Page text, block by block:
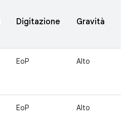
Digitazione Gravità
EoP Alto
EoP Alto